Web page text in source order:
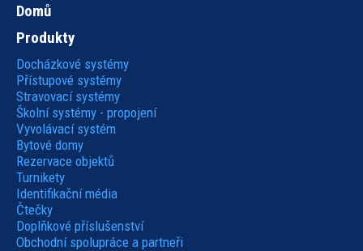
Hlavní
navigace
Domů
Produkty
Docházkové systémy
Přístupové systémy
Stravovací systémy
Školní systémy - propojení
Vyvolávací systém
Bytové domy
Rezervace objektů
Turnikety
Identifikační média
Čtečky
Doplňkové příslušenství
Obchodní spolupráce a partneři